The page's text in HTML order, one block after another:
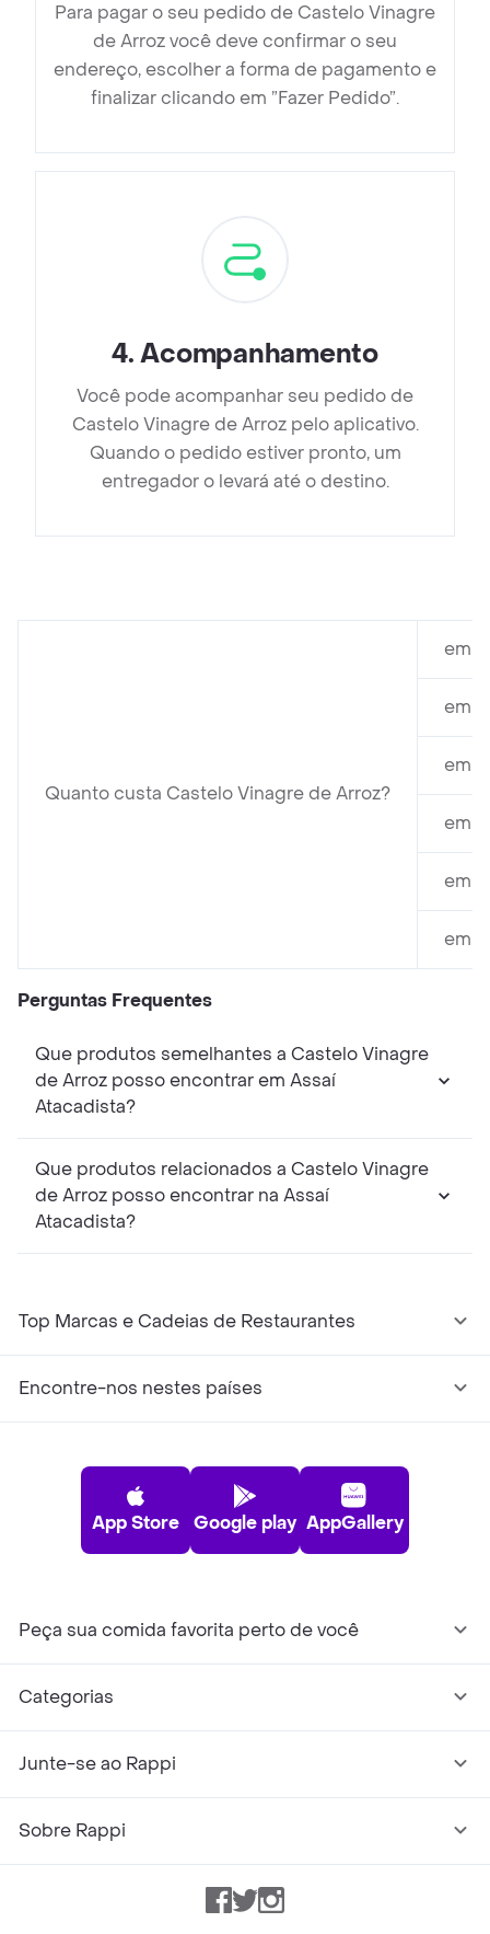
Para pagar o seu pedido de Castelo Vinagre
de Arroz você deve confirmar o seu
endereço, escolher a forma de pagamento e
finalizar clicando em ”Fazer Pedido”.
4.Acompanhamento
Você pode acompanhar seu pedido de
Castelo Vinagre de Arroz pelo aplicativo.
Quando o pedido estiver pronto, um
entregador o levará até o destino.
Quanto custa Castelo Vinagre de Arroz?
em
em
em
em
em
em
Perguntas Frequentes
Que produtos semelhantes a Castelo Vinagre
de Arroz posso encontrar em Assaí
Atacadista?
Que produtos relacionados a Castelo Vinagre
de Arroz posso encontrar na Assaí
Atacadista?
Top Marcas e Cadeias de Restaurantes
Encontre-nos nestes países
App Store Google play AppGallery
Peça sua comida favorita perto de você
Categorias
Junte-se ao Rappi
Sobre Rappi
Facebook
TwitterInstagram